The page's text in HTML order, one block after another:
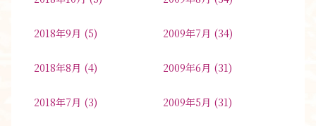
2018年9月 (5)
2018年8月 (4)
2018年7月 (3)
2009年7月 (34)
2009年6月 (31)
2009年5月 (31)